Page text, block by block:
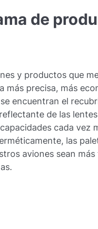
de
y productos que
más precisa, más
encuentran el
de las
cada vez
las
aviones sean más